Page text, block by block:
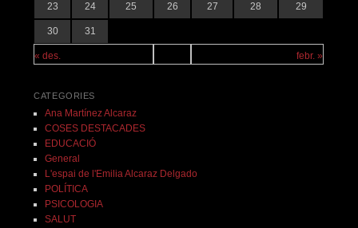
« des. febr. »
23 24 25 26 27 28 29
30 31
CATEGORIES
Ana Martínez Alcaraz
COSES DESTACADES
EDUCACIÓ
General
L'espai de l'Emilia Alcaraz Delgado
POLÍTICA
PSICOLOGIA
SALUT